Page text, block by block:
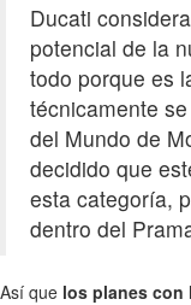
Ducati
potencial de la
todo porque es
técnicamente
del Mundo de
decidido que
esta categoría,
dentro del
Así que los planes con